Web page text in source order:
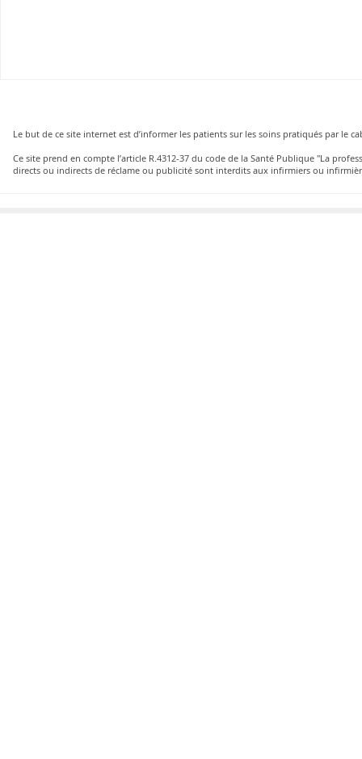
Le but de ce site internet est d’informer les patients sur les soins pratiqués par le
Ce site prend en compte l’article R.4312-37 du code de la Santé Publique "La
directs ou indirects de réclame ou publicité sont interdits aux infirmiers ou